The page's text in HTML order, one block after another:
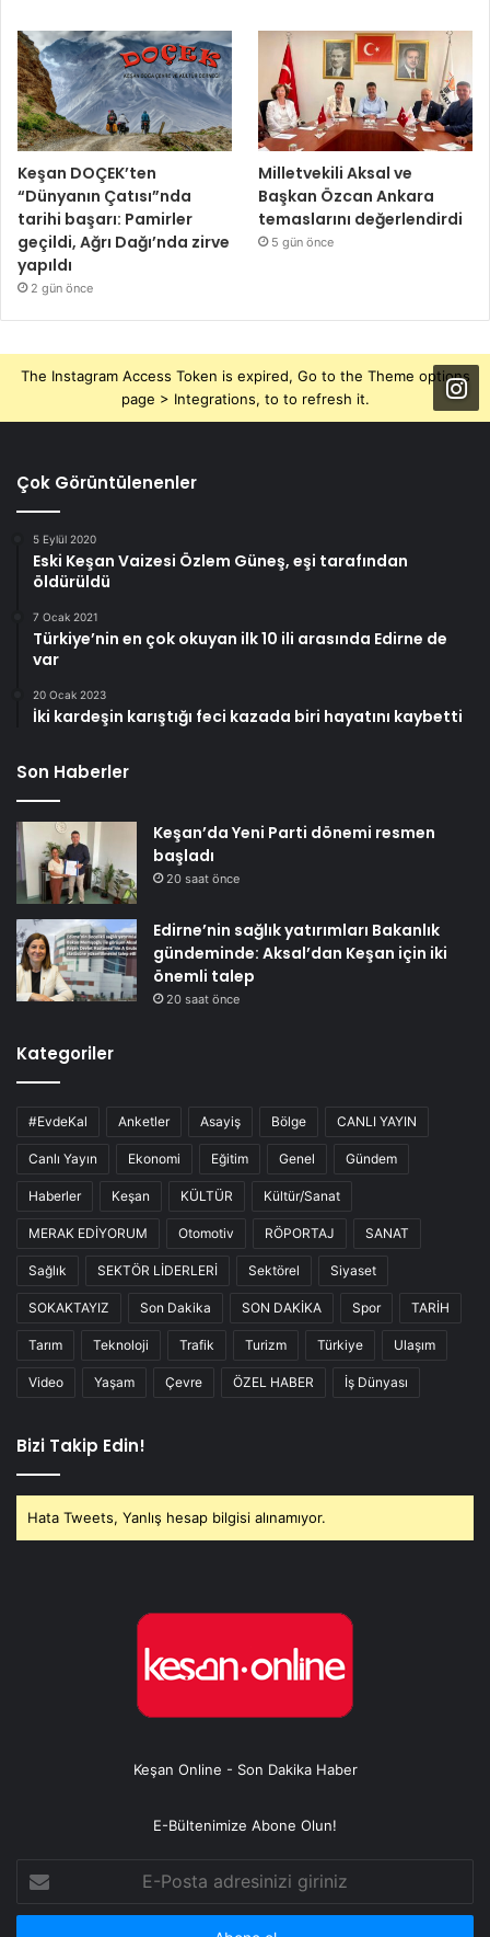
Keşan DOÇEK’ten
“Dünyanın Çatısı”nda
tarihi başarı: Pamirler
geçildi, Ağrı Dağı’nda zirve
yapıldı
2 gün önce
Milletvekili Aksal ve
Başkan Özcan Ankara
temaslarını değerlendirdi
5 gün önce
The Instagram Access Token is expired, Go to the Theme options
page > Integrations, to to refresh it.
Çok Görüntülenenler
5 Eylül 2020
Eski Keşan Vaizesi Özlem Güneş, eşi tarafından
öldürüldü
7 Ocak 2021
Türkiye’nin en çok okuyan ilk 10 ili arasında Edirne de
var
20 Ocak 2023
İki kardeşin karıştığı feci kazada biri hayatını kaybetti
Son Haberler
Keşan’da Yeni Parti dönemi resmen
başladı
20 saat önce
Edirne’nin sağlık yatırımları Bakanlık
gündeminde: Aksal’dan Keşan için iki
önemli talep
20 saat önce
Kategoriler
#EvdeKal Anketler Asayiş Bölge CANLI YAYIN
Canlı Yayın Ekonomi Eğitim Genel Gündem
Haberler Keşan KÜLTÜR Kültür/Sanat
MERAK EDİYORUM Otomotiv RÖPORTAJ SANAT
Sağlık SEKTÖR LİDERLERİ Sektörel Siyaset
SOKAKTAYIZ Son Dakika SON DAKİKA Spor TARİH
Tarım Teknoloji Trafik Turizm Türkiye Ulaşım
Video Yaşam Çevre ÖZEL HABER İş Dünyası
Bizi Takip Edin!
Hata Tweets, Yanlış hesap bilgisi alınamıyor.
Keşan Online - Son Dakika Haber
E-Bültenimize Abone Olun!
Posta
adresinizi